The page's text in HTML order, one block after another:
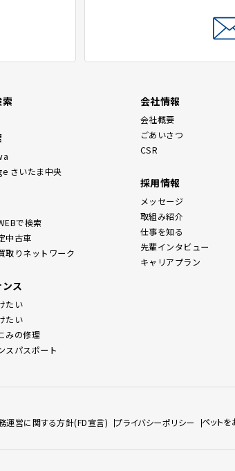
索
さいたま中央
で検索
中古車
取りネットワーク
ス
たい
たい
みの修理
スパスポート
会社情報
会社概要
ごあいさつ
CSR
採用情報
メッセージ
取組み紹介
仕事を知る
先輩インタビュー
キャリアプラン
運営に関する方針(FD宣言) プライバシーポリシー
ペット